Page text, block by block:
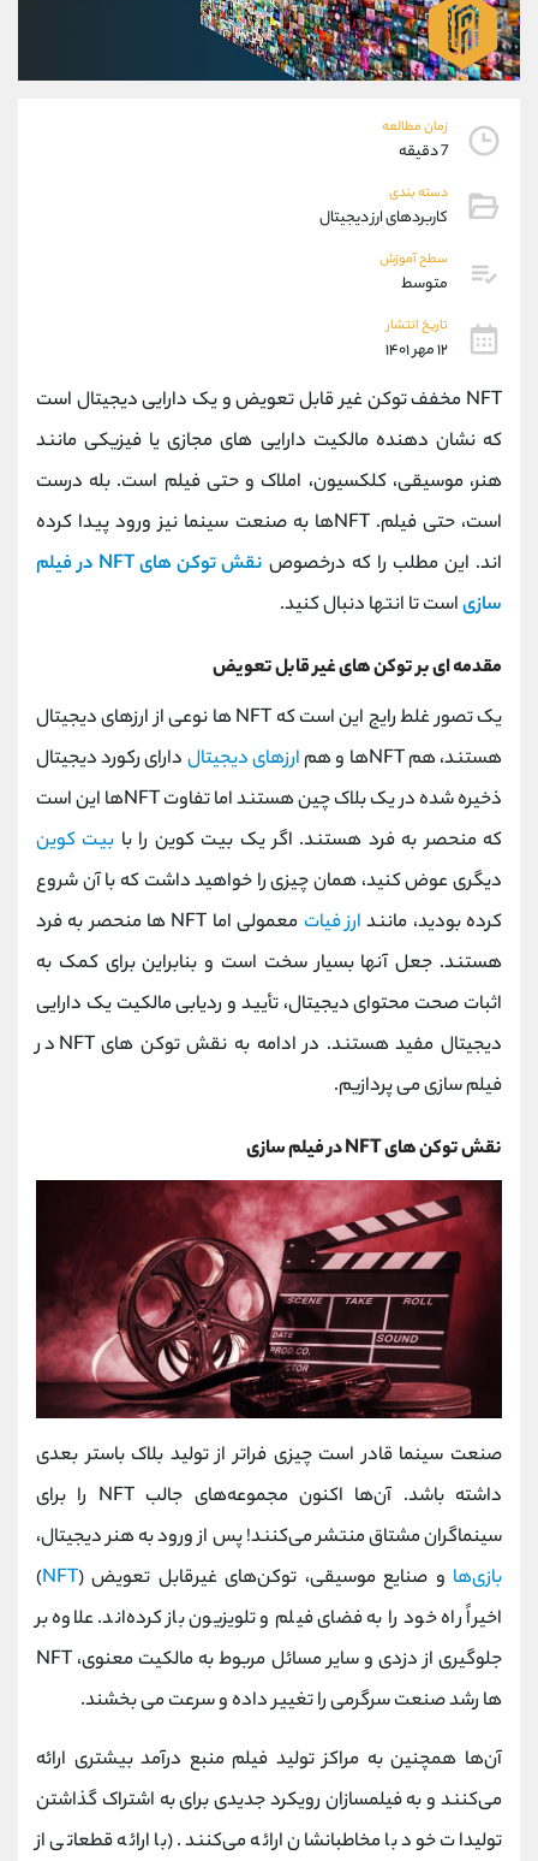
زمان مطالعه
7 دقیقه
دسته بندی
کاربردهای ارز دیجیتال
سطح آموزش
متوسط
تاریخ انتشار
۱۲ مهر ۱۴۰۱
NFT مخفف توکن غیر قابل تعویض و یک دارایی دیجیتال است
که نشان دهنده مالکیت دارایی های مجازی یا فیزیکی مانند
هنر، موسیقی، کلکسیون، املاک و حتی فیلم است. بله درست
است، حتی فیلم. NFTها به صنعت سینما نیز ورود پیدا کرده
اند. این مطلب را که درخصوص
نقش توکن‌ های NFT در فیلم‌
سازیاست تا انتها دنبال کنید.
مقدمه ای بر توکن های غیر قابل تعویض
یک تصور غلط رایج این است که NFT ها نوعی از ارزهای دیجیتال
هستند، هم NFTها و هم
ارزهای دیجیتال دارای رکورد دیجیتال
ذخیره شده در یک بلاک چین هستند اما تفاوت NFTها این است
که منحصر به فرد هستند. اگر یک بیت کوین را با بیت کوین
دیگری عوض کنید، همان چیزی را خواهید داشت که با آن شروع
کرده بودید، مانند ارز فیات
معمولی اما NFT ها منحصر به فرد
هستند. جعل آنها بسیار سخت است و بنابراین برای کمک به
اثبات صحت محتوای دیجیتال، تأیید و ردیابی مالکیت یک دارایی
دیجیتال مفید هستند. در ادامه به نقش توکن‌ های NFT در
فیلم‌ سازی می پردازیم.
نقش توکن‌ های NFT در فیلم‌ سازی
صنعت سینما قادر است چیزی فراتر از تولید بلاک باستر بعدی
داشته باشد. آن‌ها اکنون مجموعه‌های جالب NFT را برای
سینماگران مشتاق منتشر می‌کنند! پس از ورود به هنر دیجیتال،
بازی‌ها و صنایع موسیقی، توکن‌های غیرقابل تعویض (NFT
)
اخیراً راه خود را به فضای فیلم و تلویزیون باز کرده‌اند. علاوه بر
جلوگیری از دزدی و سایر مسائل مربوط به مالکیت معنوی، NFT
ها رشد صنعت سرگرمی را تغییر داده و سرعت می بخشند.
آن‌ها همچنین به مراکز تولید فیلم منبع درآمد بیشتری ارائه
می‌کنند و به فیلمسازان رویکرد جدیدی برای به اشتراک گذاشتن
تولیدات خود با مخاطبانشان ارائه می‌کنند. (با ارائه قطعاتی از
واتساپ
تلگرام
پشتیبان فروش
موبایل
داخلی
اطلاعات تماس (دفتر فروش)
تلفن 021-22021030
021-22021040
بدون پیش شماره 90001030
اینستاگرام @alireza.mehrabii
کانال تلگرام @alirezamehrabi_com
@alirezamehrabi_official